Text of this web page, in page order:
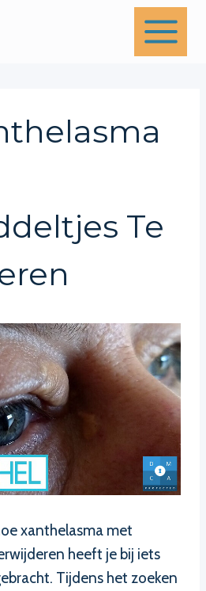
Te
xanthelasma met
heeft je bij iets
Tijdens het zoeken